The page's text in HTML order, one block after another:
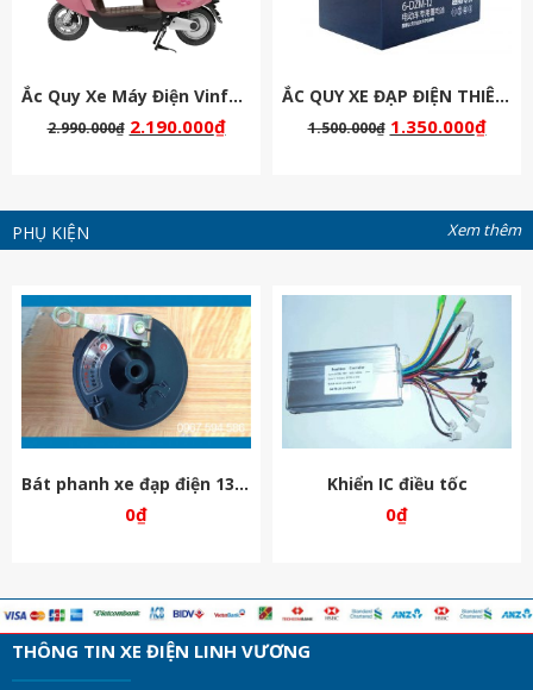
Ắc Quy Xe Máy Điện Vinfast Motio
2.990.000₫ 2.190.000₫
ẮC QUY XE ĐẠP ĐIỆN THIÊN NĂNG 48V-12AH
1.500.000₫ 1.350.000₫
PHỤ KIỆN Xem thêm
Bát phanh xe đạp điện 133s
0₫
Khiển IC điều tốc
0₫
THÔNG TIN XE ĐIỆN LINH VƯƠNG